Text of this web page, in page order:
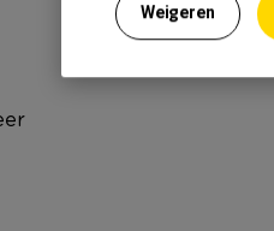
Weigeren